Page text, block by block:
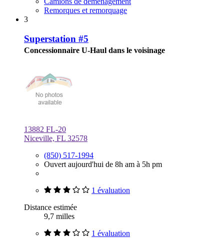
Remorques et remorquage
3
Superstation #5
Concessionnaire U-Haul dans le voisinage
13882 FL-20
Niceville, FL 32578
(850) 517-1994
Ouvert aujourd'hui de 8h am à 5h pm
1 évaluation
Distance estimée
9,7 milles
1 évaluation